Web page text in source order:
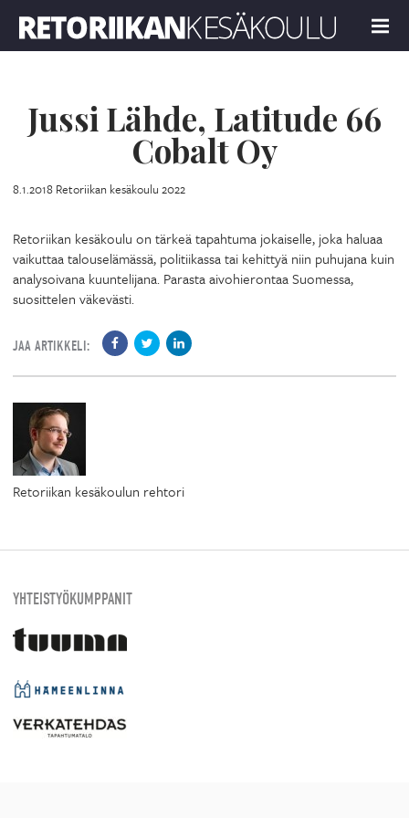
MENU
Jussi Lähde, Latitude 66
Cobalt Oy
8.1.2018 Retoriikan kesäkoulu 2022
Retoriikan kesäkoulu on tärkeä tapahtuma jokaiselle, joka haluaa
vaikuttaa talouselämässä, politiikassa tai kehittyä niin puhujana kuin
analysoivana kuuntelijana. Parasta aivohierontaa Suomessa,
suosittelen väkevästi.
JAA ARTIKKELI:
Retoriikan kesäkoulun rehtori
YHTEISTYÖKUMPPANIT